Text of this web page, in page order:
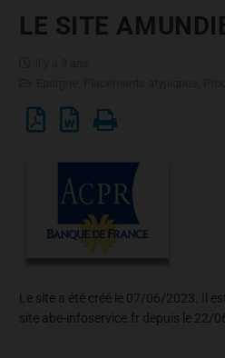
LE SITE
Le site a été créé le 07/06/2023. Il
site abe-infoservice.fr depuis le 22/